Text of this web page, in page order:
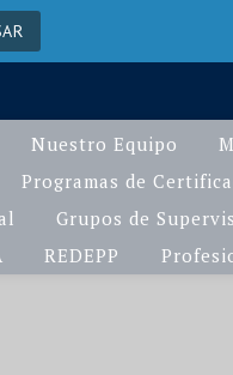
Nuestro Equipo
Programas de
Grupos de
REDEPP